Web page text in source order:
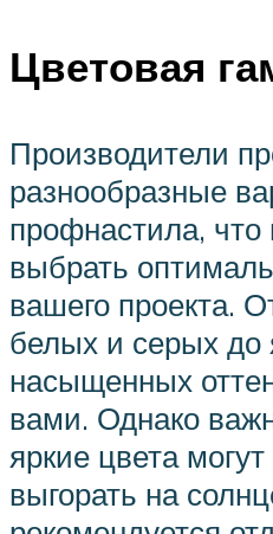
Цветовая
Производители
разнообразные
профнастила, что
выбрать
вашего проекта.
белых и серых до
насыщенных
вами. Однако
яркие цвета
выгорать на